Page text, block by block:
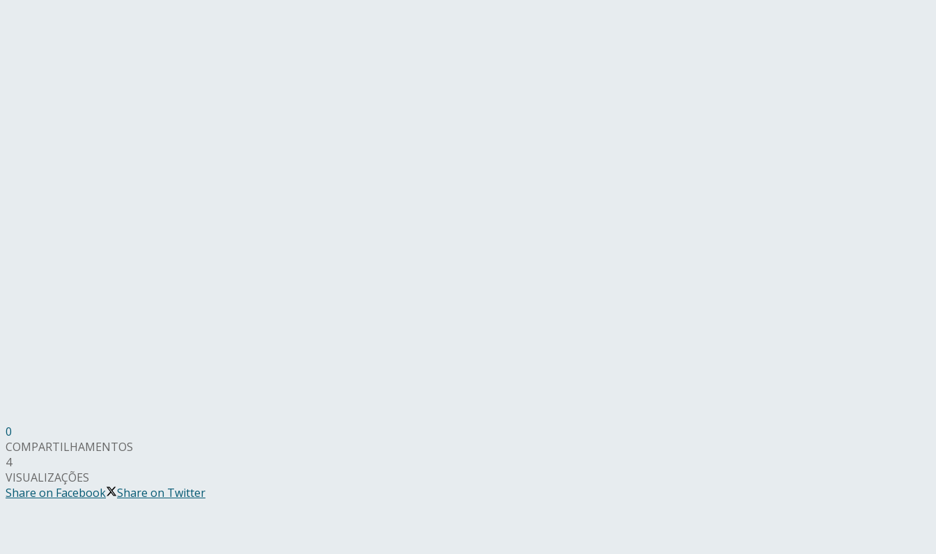
0
COMPARTILHAMENTOS
4
VISUALIZAÇÕES
Share on Facebook
Share on Twitter